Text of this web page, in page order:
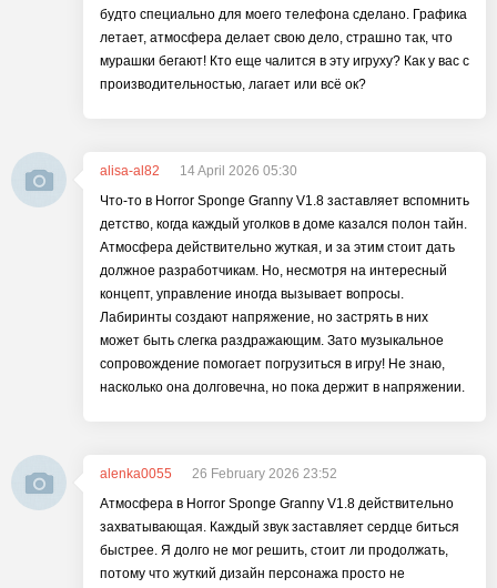
будто специально для моего телефона сделано. Графика
летает, атмосфера делает свою дело, страшно так, что
мурашки бегают! Кто еще чалится в эту игруху? Как у вас с
производительностью, лагает или всё ок?
alisa-al82
14 April 2026 05:30
Что-то в Horror Sponge Granny V1.8 заставляет вспомнить
детство, когда каждый уголков в доме казался полон тайн.
Атмосфера действительно жуткая, и за этим стоит дать
должное разработчикам. Но, несмотря на интересный
концепт, управление иногда вызывает вопросы.
Лабиринты создают напряжение, но застрять в них
может быть слегка раздражающим. Зато музыкальное
сопровождение помогает погрузиться в игру! Не знаю,
насколько она долговечна, но пока держит в напряжении.
alenka0055
26 February 2026 23:52
Атмосфера в Horror Sponge Granny V1.8 действительно
захватывающая. Каждый звук заставляет сердце биться
быстрее. Я долго не мог решить, стоит ли продолжать,
потому что жуткий дизайн персонажа просто не